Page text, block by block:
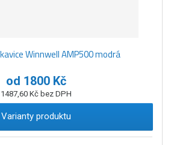
Winnwell AMP500 modrá
od 1800 Kč
1487,60 Kč bez DPH
Varianty produktu